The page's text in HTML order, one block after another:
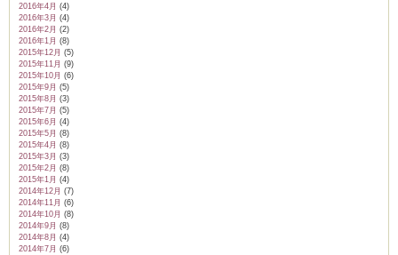
2016年4月 (4)
2016年3月 (4)
2016年2月 (2)
2016年1月 (8)
2015年12月 (5)
2015年11月 (9)
2015年10月 (6)
2015年9月 (5)
2015年8月 (3)
2015年7月 (5)
2015年6月 (4)
2015年5月 (8)
2015年4月 (8)
2015年3月 (3)
2015年2月 (8)
2015年1月 (4)
2014年12月 (7)
2014年11月 (6)
2014年10月 (8)
2014年9月 (8)
2014年8月 (4)
2014年7月 (6)